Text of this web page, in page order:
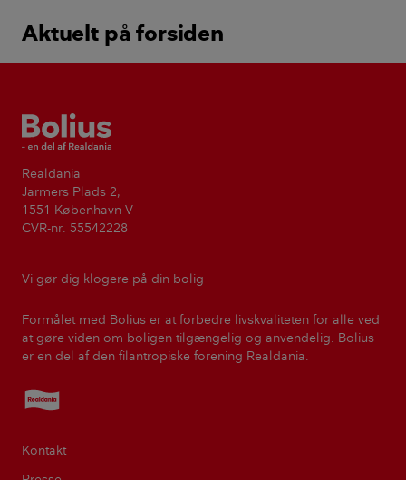
Aktuelt på forsiden
Bolius
Realdania
Jarmers Plads 2,
1551 København V
CVR-nr. 55542228
Vi gør dig klogere på din bolig
Formålet med Bolius er at forbedre livskvaliteten for alle ved
at gøre viden om boligen tilgængelig og anvendelig. Bolius
er en del af den filantropiske forening Realdania.
Realdania
Kontakt